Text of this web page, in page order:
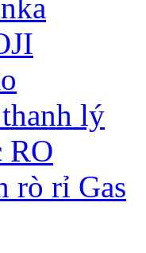
lý
RO
rò rỉ Gas